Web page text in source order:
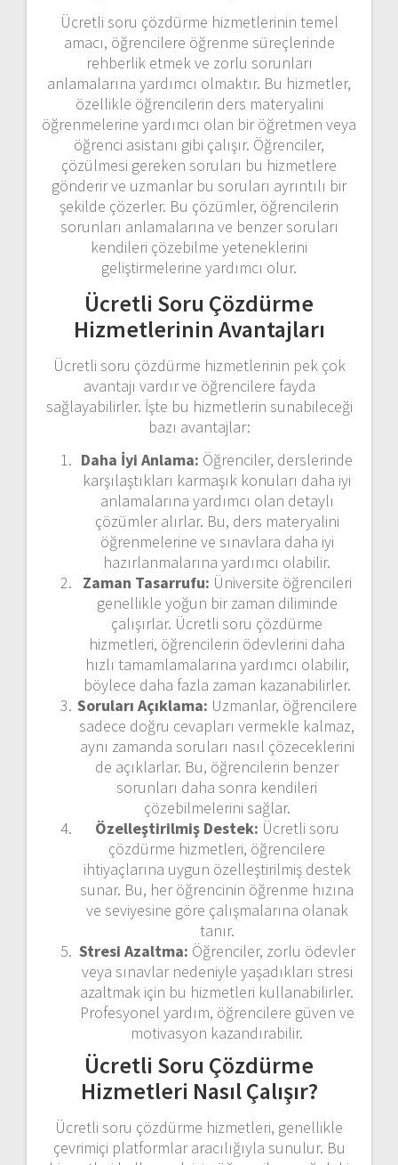
Ücretli soru çözdürme hizmetlerinin temel
amacı, öğrencilere öğrenme süreçlerinde
rehberlik etmek ve zorlu sorunları
anlamalarına yardımcı olmaktır. Bu hizmetler,
özellikle öğrencilerin ders materyalini
öğrenmelerine yardımcı olan bir öğretmen veya
öğrenci asistanı gibi çalışır. Öğrenciler,
çözülmesi gereken soruları bu hizmetlere
gönderir ve uzmanlar bu soruları ayrıntılı bir
şekilde çözerler. Bu çözümler, öğrencilerin
sorunları anlamalarına ve benzer soruları
kendileri çözebilme yeteneklerini
geliştirmelerine yardımcı olur.
Ücretli Soru Çözdürme
Hizmetlerinin Avantajları
Ücretli soru çözdürme hizmetlerinin pek çok
avantajı vardır ve öğrencilere fayda
sağlayabilirler. İşte bu hizmetlerin sunabileceği
bazı avantajlar:
Daha İyi Anlama: Öğrenciler, derslerinde
karşılaştıkları karmaşık konuları daha iyi
anlamalarına yardımcı olan detaylı
çözümler alırlar. Bu, ders materyalini
öğrenmelerine ve sınavlara daha iyi
hazırlanmalarına yardımcı olabilir.
Zaman Tasarrufu: Üniversite öğrencileri
genellikle yoğun bir zaman diliminde
çalışırlar. Ücretli soru çözdürme
hizmetleri, öğrencilerin ödevlerini daha
hızlı tamamlamalarına yardımcı olabilir,
böylece daha fazla zaman kazanabilirler.
Soruları Açıklama: Uzmanlar, öğrencilere
sadece doğru cevapları vermekle kalmaz,
aynı zamanda soruları nasıl çözeceklerini
de açıklarlar. Bu, öğrencilerin benzer
sorunları daha sonra kendileri
çözebilmelerini sağlar.
Özelleştirilmiş Destek: Ücretli soru
çözdürme hizmetleri, öğrencilere
ihtiyaçlarına uygun özelleştirilmiş destek
sunar. Bu, her öğrencinin öğrenme hızına
ve seviyesine göre çalışmalarına olanak
tanır.
Stresi Azaltma: Öğrenciler, zorlu ödevler
veya sınavlar nedeniyle yaşadıkları stresi
azaltmak için bu hizmetleri kullanabilirler.
Profesyonel yardım, öğrencilere güven ve
motivasyon kazandırabilir.
Ücretli Soru Çözdürme
Hizmetleri Nasıl Çalışır?
Ücretli soru çözdürme hizmetleri, genellikle
çevrimiçi platformlar aracılığıyla sunulur. Bu